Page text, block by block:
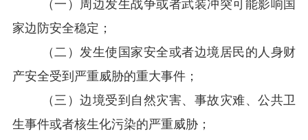
（一） 周边发生战争或者武装冲突可能影响国
家边防安全稳定；
（二） 发生使国家安全或者边境居民的人身财
产安全受到严重威胁的重大事件；
（三）边境受到自然灾害、事故灾难、公共卫
生事件或者核生化污染的严重威胁；